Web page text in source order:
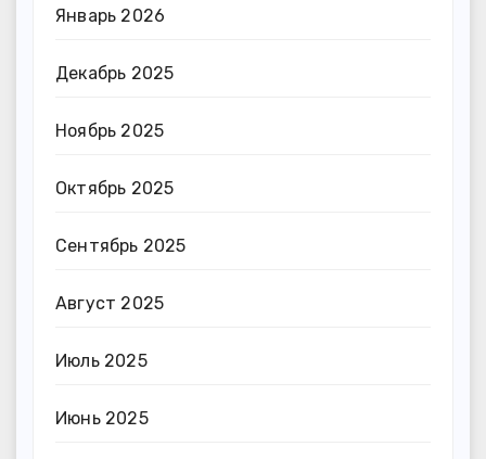
Январь 2026
Декабрь 2025
Ноябрь 2025
Октябрь 2025
Сентябрь 2025
Август 2025
Июль 2025
Июнь 2025